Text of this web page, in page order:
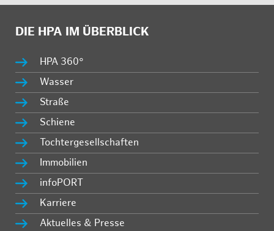
DIE HPA IM ÜBERBLICK
HPA 360°
Wasser
Straße
Schiene
Tochtergesellschaften
Immobilien
infoPORT
Karriere
Aktuelles & Presse